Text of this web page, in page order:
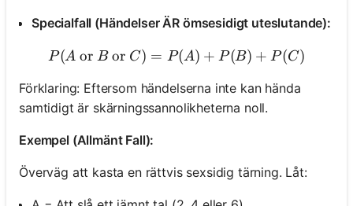
Specialfall (Händelser ÄR ömsesidigt uteslutande):
P(A \text{ or } B \text{
P(A or Bor C) = P(A) + P(B) + P (C)
Förklaring: Eftersom händelserna inte kan hända
samtidigt är skärningssannolikheterna noll.
Exempel (Allmänt Fall):
Överväg att kasta en rättvis sexsidig tärning. Låt: